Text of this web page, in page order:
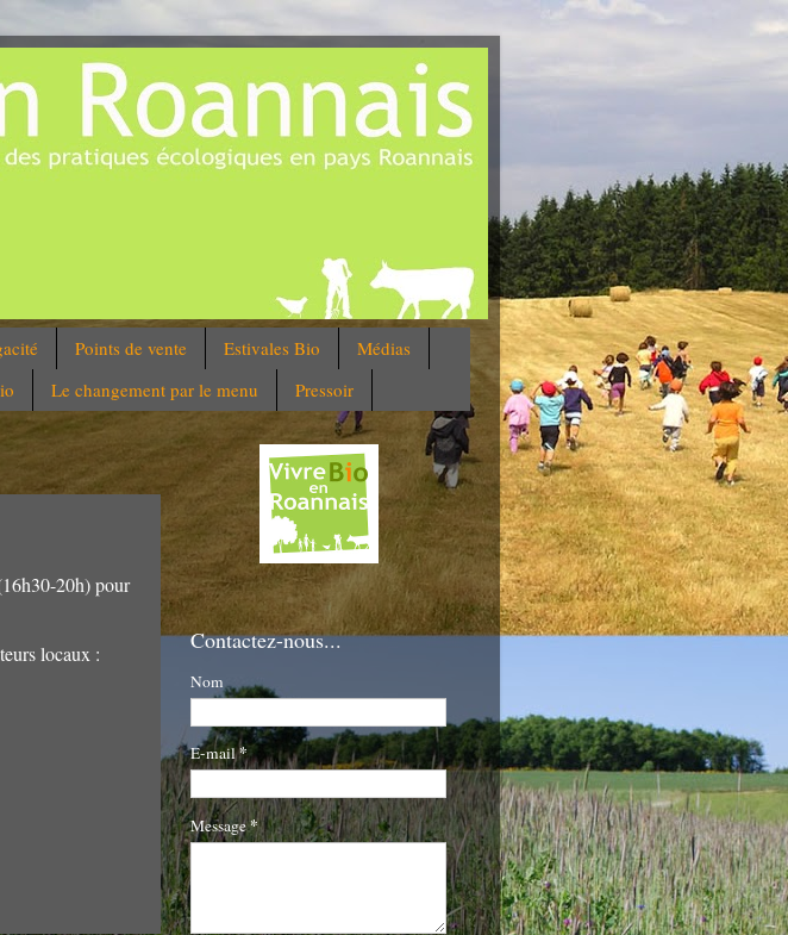
Points de vente Estivales Bio
Médias
Le changement par le menu Pressoir
20h) pour
locaux :
Contactez-nous...
Nom
E-mail*
Message*